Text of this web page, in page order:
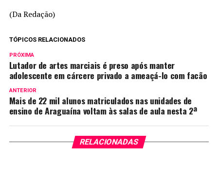
(Da Redação)
TÓPICOS RELACIONADOS
PRÓXIMA
Lutador de artes marciais é preso após manter
adolescente em cárcere privado a ameaçá-lo com facão
ANTERIOR
Mais de 22 mil alunos matriculados nas unidades de
ensino de Araguaína voltam às salas de aula nesta 2ª
RELACIONADAS